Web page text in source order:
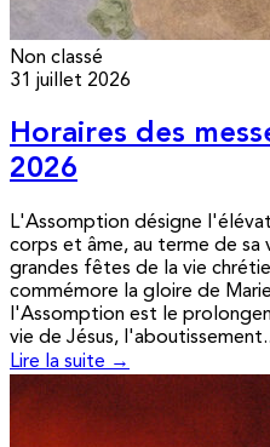
Non classé
31 juillet 2026
Horaires des
2026
L'Assomption désigne
corps et âme, au terme de
grandes fêtes de la vie
commémore la gloire de
l'Assomption est le
vie de Jésus,
Lire la suite →